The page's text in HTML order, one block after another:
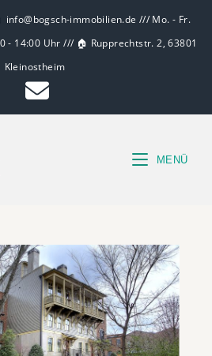
info@bogsch-immobilien.de /// Mo. - Fr.
- 14:00 Uhr /// 🏠 Rupprechtstr. 2, 63801
Kleinostheim
MENÜ